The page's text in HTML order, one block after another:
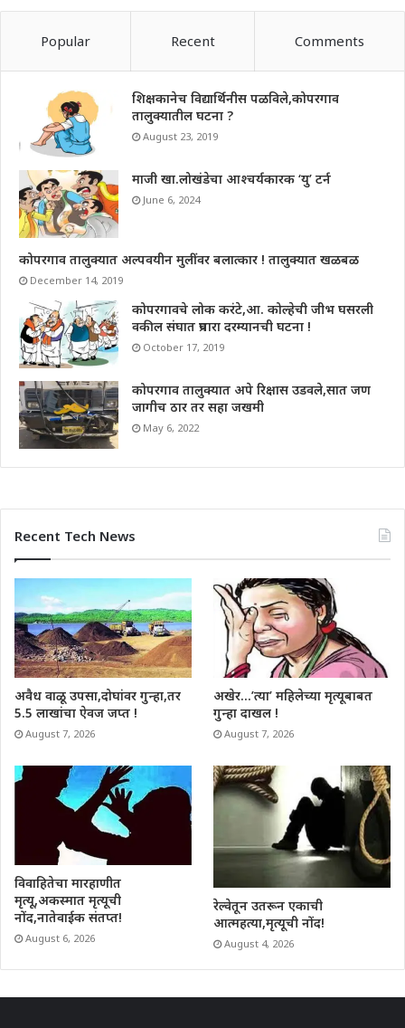
Popular Recent Comments
शिक्षकानेच विद्यार्थिनीस पळविले,कोपरगाव
तालुक्यातील घटना ?
August 23, 2019
माजी खा.लोखंडेचा आश्चर्यकारक ‘यु’ टर्न
June 6, 2024
कोपरगाव तालुक्यात अल्पवयीन मुलींवर बलात्कार ! तालुक्यात खळबळ
December 14, 2019
कोपरगावचे लोक करंटे,आ. कोल्हेची जीभ घसरली
वकील संघात प्रचारा दरम्यानची घटना !
October 17, 2019
कोपरगाव तालुक्यात अपे रिक्षास उडवले,सात जण
जागीच ठार तर सहा जखमी
May 6, 2022
Recent Tech News
अवैध वाळू उपसा,दोघांवर गुन्हा,तर
5.5 लाखांचा ऐवज जप्त !
August 7, 2026
अखेर…’त्या’ महिलेच्या मृत्यूबाबत
गुन्हा दाखल !
August 7, 2026
विवाहितेचा मारहाणीत
मृत्यू,अकस्मात मृत्यूची
नोंद,नातेवाईक संतप्त!
August 6, 2026
रेल्वेतून उतरून एकाची
आत्महत्या,मृत्यूची नोंद!
August 4, 2026